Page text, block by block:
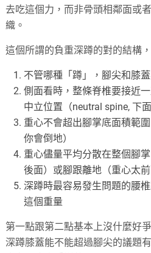
去吃這個力，而非骨頭相鄰面或
織。
這個所謂的負重深蹲的對的結構
不管哪種「蹲」，腳尖和膝
側面看時，整條脊椎要接近
中立位置（neutral spine, 下面
重心不會超出腳掌底面積範
你會倒地）
重心儘量平均分散在整個腳
後面）或腳跟離地（重心太前
深蹲時最容易發生問題的腰
這個重量
第一點跟第二點基本上沒什麼好
深蹲膝蓋能不能超過腳尖的議題